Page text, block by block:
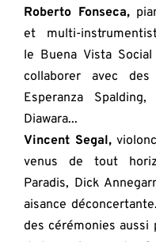
Roberto Fonseca,
et multi-
le Buena Vista
collaborer avec
Esperanza
Diawara...
Vincent Segal,
venus de tout
Paradis, Dick
aisance
des cérémonies aussi